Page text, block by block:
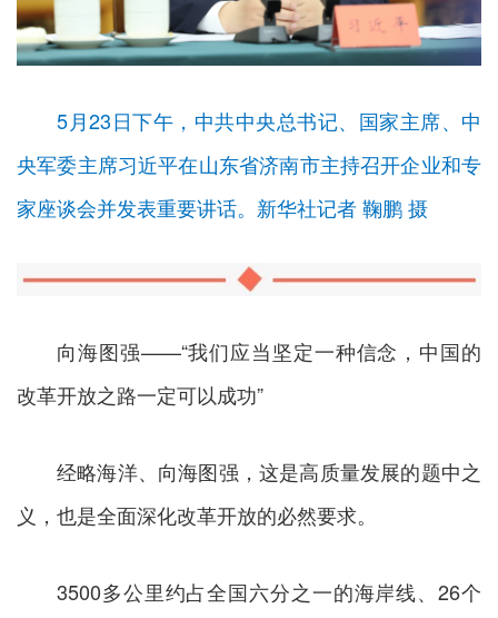
5月23日下午，中共中央总书记、国家主席、中
央军委主席习近平在山东省济南市主持召开企业和专
家座谈会并发表重要讲话。新华社记者 鞠鹏 摄
向海图强——“我们应当坚定一种信念，中国的
改革开放之路一定可以成功”
经略海洋、向海图强，这是高质量发展的题中之
义，也是全面深化改革开放的必然要求。
3500多公里约占全国六分之一的海岸线、26个